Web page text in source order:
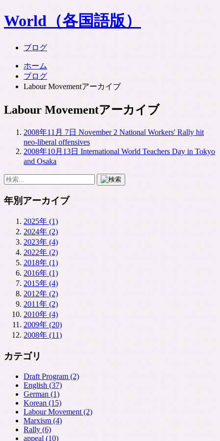
World（各国語版）
ブログ
ホーム
ブログ
Labour Movementアーカイブ
Labour Movementアーカイブ
2008年11月 7日 November 2 National Workers' Rally hit
neo-liberal offensives
2008年10月13日 International World Teachers Day in Tokyo
and Osaka
年別アーカイブ
2025年 (1)
2024年 (2)
2023年 (4)
2022年 (2)
2018年 (1)
2016年 (1)
2015年 (4)
2012年 (2)
2011年 (2)
2010年 (4)
2009年 (20)
2008年 (11)
カテゴリ
Draft Program (2)
English (37)
German (1)
Korean (15)
Labour Movement (2)
Marxism (4)
Rally (6)
appeal (10)